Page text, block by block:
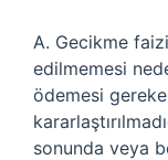
A. Gecikme
edilmemesi
ödemesi
sonunda veya